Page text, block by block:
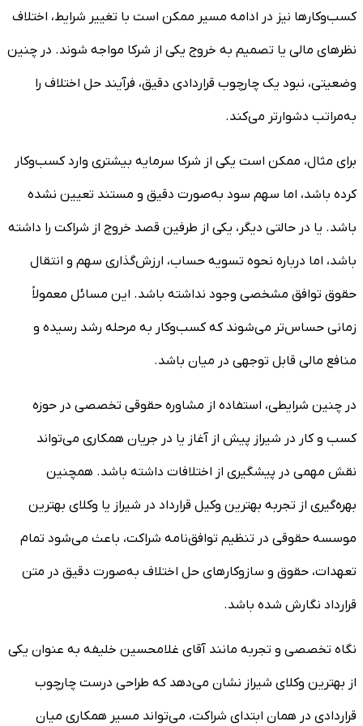
کسب‌وکارها نیز در ادامه مسیر ممکن است با تغییر شرایط، اختلاف
نظرهای مالی یا تصمیم به خروج یکی از شرکا مواجه شوند. در چنین
وضعیتی، نبود یک چارچوب قراردادی دقیق، فرآیند حل اختلاف را
به‌مراتب دشوارتر می‌کند.
برای مثال، ممکن است یکی از شرکا سرمایه بیشتری وارد کسب‌وکار
کرده باشد، اما سهم سود به‌صورت دقیق و مستند تعیین نشده
باشد. یا در حالتی دیگر، یکی از طرفین قصد خروج از شراکت را داشته
باشد، اما درباره نحوه تسویه حساب، ارزش‌گذاری سهم و انتقال
حقوق توافق مشخصی وجود نداشته باشد. این مسائل معمولاً
زمانی حساس‌تر می‌شوند که کسب‌وکار به مرحله رشد رسیده و
منافع مالی قابل توجهی در میان باشد.
در چنین شرایطی، استفاده از مشاوره حقوقی تخصصی در حوزه
کسب و کار در شیراز پیش از آغاز یا در جریان همکاری می‌تواند
نقش مهمی در پیشگیری از اختلافات داشته باشد. همچنین
بهره‌گیری از تجربه بهترین وکیل قرارداد در شیراز یا وکلای بهترین
موسسه حقوقی در تنظیم توافق‌نامه شراکت، باعث می‌شود تمام
تعهدات، حقوق و سازوکارهای حل اختلاف به‌صورت دقیق در متن
قرارداد نگارش شده باشد.
نگاه تخصصی و تجربه مانند آقای غلامحسین خلیفه به عنوان یکی
از بهترین وکلای شیراز نشان می‌دهد که طراحی درست چارچوب
قراردادی در همان ابتدای شراکت، می‌تواند مسیر همکاری میان